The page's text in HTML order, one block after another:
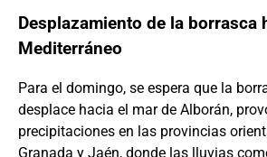
Desplazamiento de la borrasca
Mediterráneo
Para el domingo, se espera que la
desplace hacia el mar de Alborán,
precipitaciones en las provincias
Granada y Jaén, donde las lluvias